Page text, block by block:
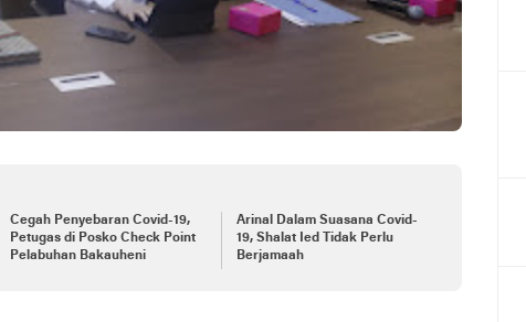
Cegah Penyebaran Covid-19,
Petugas di Posko Check Point
Pelabuhan Bakauheni
Arinal Dalam Suasana Covid-
19, Shalat Ied Tidak Perlu
Berjamaah